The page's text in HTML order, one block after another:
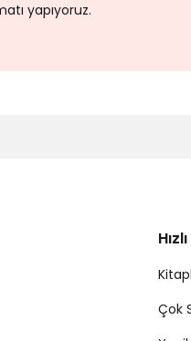
yapıyoruz.
Çok